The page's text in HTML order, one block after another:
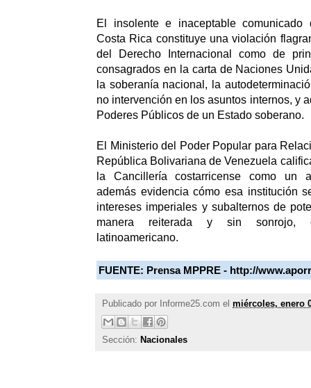
El insolente e inaceptable
Costa Rica constituye una violación
del Derecho Internacional como de
consagrados en la carta de Naciones
la soberanía nacional, la
no intervención en los asuntos internos, y
Poderes Públicos de un Estado soberano.
El Ministerio del Poder Popular para
República Bolivariana de Venezuela
la Cancillería costarricense como un
además evidencia cómo esa institución
intereses imperiales y subalternos de
manera reiterada y sin sonrojo,
latinoamericano.
FUENTE: Prensa MPPRE - http://
Publicado por Informe25.com el miércoles, enero
Sección: Nacionales